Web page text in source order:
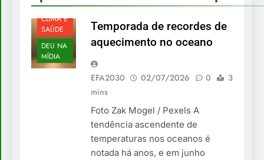
CLIMA E
SAÚDE
DEU NA
MÍDIA
Temporada de recordes de
aquecimento no oceano
EFA2030 02/07/2026 0
3
mins
Foto Zak Mogel / Pexels A
tendência ascendente de
temperaturas nos oceanos é
notada há anos, e em junho